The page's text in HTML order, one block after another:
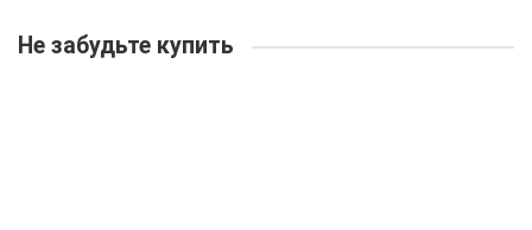
Не забудьте купить